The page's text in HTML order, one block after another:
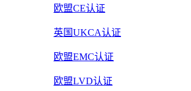
欧盟CE认证
英国UKCA认证
欧盟EMC认证
欧盟LVD认证